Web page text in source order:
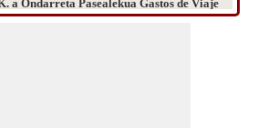
a Ondarreta Pasealekua Gastos de Viaje